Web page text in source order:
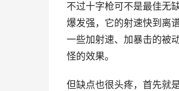
不过十字枪可不是最佳无
爆发强，它的射速快到离
一些加射速、加暴击的被
怪的效果。
但缺点也很头疼，首先就